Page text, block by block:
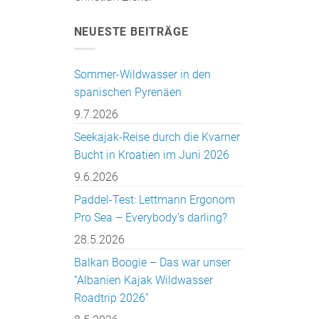
NEUESTE BEITRÄGE
Sommer-Wildwasser in den
spanischen Pyrenäen
9.7.2026
Seekajak-Reise durch die Kvarner
Bucht in Kroatien im Juni 2026
9.6.2026
Paddel-Test: Lettmann Ergonom
Pro Sea – Everybody’s darling?
28.5.2026
Balkan Boogie – Das war unser
“Albanien Kajak Wildwasser
Roadtrip 2026”